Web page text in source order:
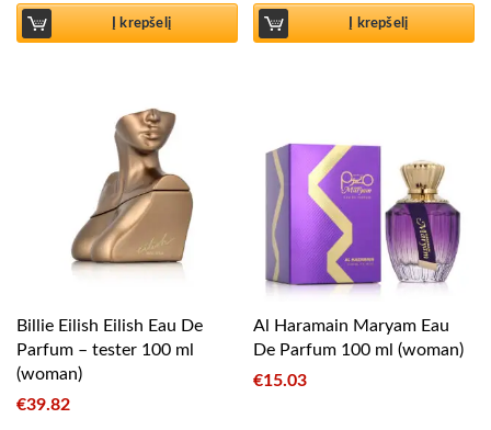
Į krepšelį Į krepšelį
Billie Eilish Eilish Eau De
Parfum – tester 100 ml
(woman)
€39.82
Al Haramain Maryam Eau
De Parfum 100 ml (woman)
€15.03